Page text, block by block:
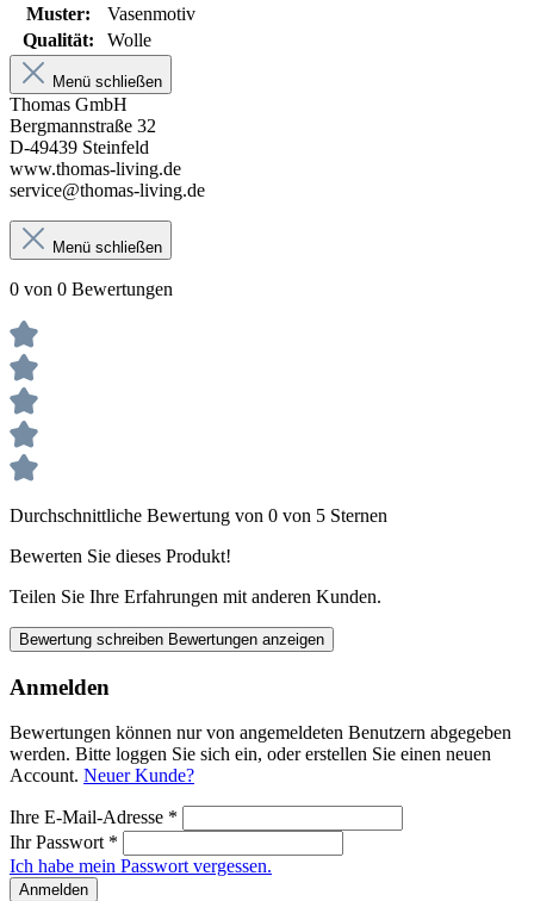
Muster:
Vasenmotiv
Qualität:
Wolle
Menü schließen
Thomas GmbH
Bergmannstraße 32
D-49439 Steinfeld
www.thomas-living.de
service@thomas-living.de
Menü schließen
0 von 0 Bewertungen
Durchschnittliche Bewertung von 0 von 5 Sternen
Bewerten Sie dieses Produkt!
Teilen Sie Ihre Erfahrungen mit anderen Kunden.
Bewertung schreiben Bewertungen anzeigen
Anmelden
Bewertungen können nur von angemeldeten Benutzern abgegeben
werden. Bitte loggen Sie sich ein, oder erstellen Sie einen neuen
Account. Neuer Kunde?
Ihre E-Mail-Adresse *
Ihr Passwort *
Ich habe mein Passwort vergessen.
Anmelden